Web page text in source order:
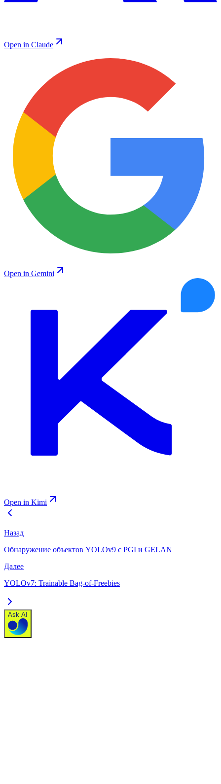
Open in Claude
Open in Gemini
Open in Kimi
Назад
Обнаружение объектов YOLOv9 с PGI и GELAN
Далее
YOLOv7: Trainable Bag-of-Freebies
Ask AI